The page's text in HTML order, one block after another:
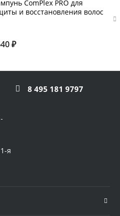
ComPlex PRO для
и восстановления волос
₽
8 495 181 9797
я